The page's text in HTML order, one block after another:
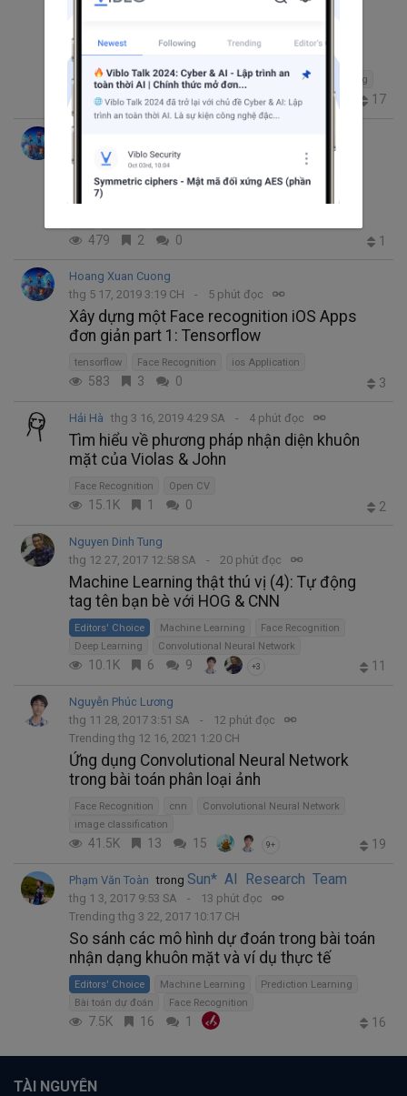
diện khuôn mặt
Unsupervised Learning
Deep Leanring Image Processing
6.0K 6 10 +6 17
Hoang Xuan Cuong
thg 6 16, 2019 5:26 CH
Xây dựng một Face recognition iOS Apps
đơn giản part 2: Coding
479 2 0 1
Hoang Xuan Cuong
thg 5 17, 2019 3:19 CH
5 phút đọc
Xây dựng một Face recognition iOS Apps
đơn giản part 1: Tensorflow
tensorflow Face Recognition ios Application
583 3 0 3
Hải Hà thg 3 16, 2019 4:29 SA 4 phút đọc
Tìm hiểu về phương pháp nhận diện khuôn
mặt của Violas & John
Face Recognition Open CV
15.1K 1 0 2
Nguyen Dinh Tung
thg 12 27, 2017 12:58 SA
20 phút đọc
Machine Learning thật thú vị (4): Tự động
tag tên bạn bè với HOG & CNN
Editors' Choice Machine Learning
Face Recognition
Deep Learning
Convolutional Neural Network
10.1K 6 9 +3 11
Nguyễn Phúc Lương
thg 11 28, 2017 3:51 SA
12 phút đọc
Trending thg 12 16, 2021 1:20 CH
Ứng dụng Convolutional Neural Network
trong bài toán phân loại ảnh
Face Recognition cnn
Convolutional Neural Network
image classification
41.5K 13 15 9+ 19
Phạm Văn Toàn trong Sun* AI Research Team
thg 1 3, 2017 9:53 SA
13 phút đọc
Trending thg 3 22, 2017 10:17 CH
So sánh các mô hình dự đoán trong bài toán
nhận dạng khuôn mặt và ví dụ thực tế
Editors' Choice Machine Learning
Prediction Learning
Bài toán dự đoán
Face Recognition
7.5K 16 1 16
TÀI NGUYÊN